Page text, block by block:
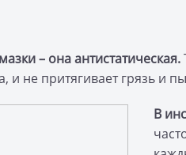
– она антистатическая.
и не притягивает грязь и
В